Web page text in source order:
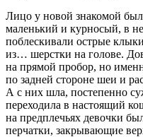
Лицо у новой знакомой
маленький и курносый, в
поблескивали острые
из… шерстки на голове.
на прямой пробор, но
по задней стороне шеи и
А с них шла, постепенно
переходила в настоящий
на предплечьях девочки
перчатки, закрывающие